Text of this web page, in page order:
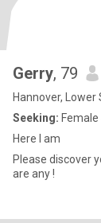
Gerry, 79
Hannover, Lower
Seeking: Female
Here I am
Please discover
are any !